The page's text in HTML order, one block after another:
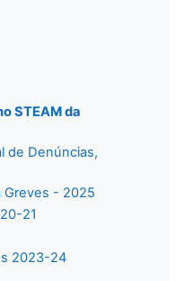
STEAM da
de Denúncias,
Greves - 2025
21
2023-24